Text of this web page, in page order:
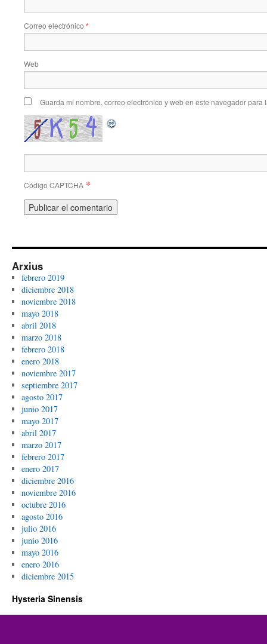
Correo electrónico *
Web
Guarda mi nombre, correo electrónico y web en este navegador para
Código CAPTCHA *
Arxius
febrero 2019
diciembre 2018
noviembre 2018
mayo 2018
abril 2018
marzo 2018
febrero 2018
enero 2018
noviembre 2017
septiembre 2017
agosto 2017
junio 2017
mayo 2017
abril 2017
marzo 2017
febrero 2017
enero 2017
diciembre 2016
noviembre 2016
octubre 2016
agosto 2016
julio 2016
junio 2016
mayo 2016
enero 2016
diciembre 2015
Hysteria Sinensis